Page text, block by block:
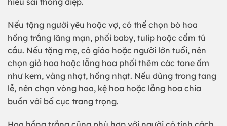
Nếu tặng người yêu hoặc vợ, có thể chọn bó hoa
hồng trắng lãng mạn, phối baby, tulip hoặc cẩm tú
cầu. Nếu tặng mẹ, cô giáo hoặc người lớn tuổi, nên
chọn giỏ hoa hoặc lẵng hoa phối thêm các tone ấm
như kem, vàng nhạt, hồng nhạt. Nếu dùng trong tang
lễ, nên chọn vòng hoa, kệ hoa hoặc lẵng hoa chia
buồn với bố cục trang trọng.